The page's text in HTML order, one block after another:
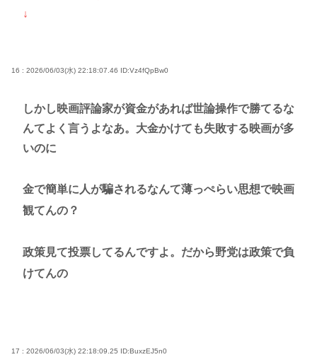
↓
16 : 2026/06/03(水) 22:18:07.46 ID:Vz4fQpBw0
しかし映画評論家が資金があれば世論操作で勝てるな
んてよく言うよなあ。大金かけても失敗する映画が多
いのに
金で簡単に人が騙されるなんて薄っぺらい思想で映画
観てんの？
政策見て投票してるんですよ。だから野党は政策で負
けてんの
17 : 2026/06/03(水) 22:18:09.25 ID:BuxzEJ5n0